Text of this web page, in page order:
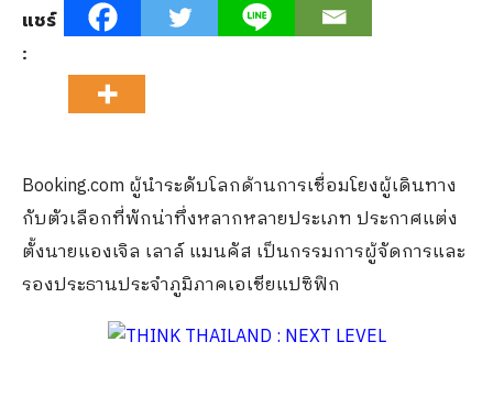
แชร์
:
Booking.com ผู้นำระดับโลกด้านการเชื่อมโยงผู้เดินทาง
กับตัวเลือกที่พักน่าทึ่งหลากหลายประเภท ประกาศแต่ง
ตั้งนายแองเจิล เลาล์ แมนคัส เป็นกรรมการผู้จัดการและ
รองประธานประจำภูมิภาคเอเชียแปซิฟิก